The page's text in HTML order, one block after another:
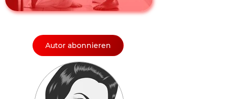
Autor abonnieren